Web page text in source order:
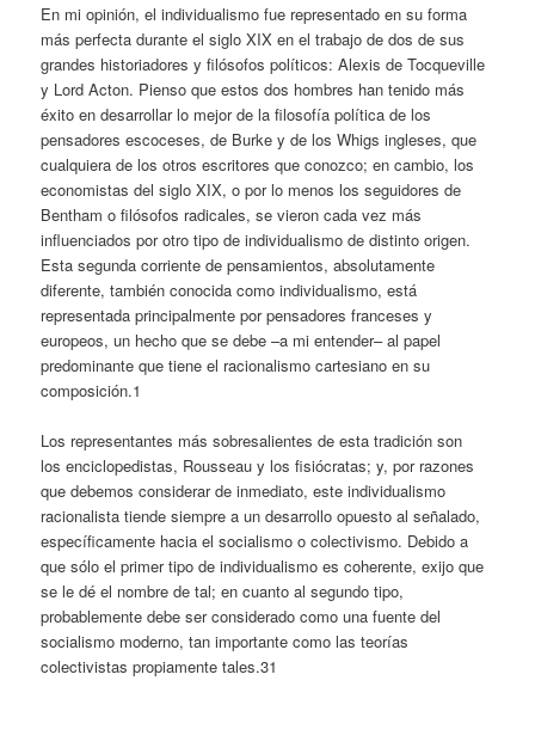
En mi opinión, el individualismo fue representado en su forma
más perfecta durante el siglo XIX en el trabajo de dos de sus
grandes historiadores y filósofos políticos: Alexis de Tocqueville
y LordActon. Pienso que estos dos hombres han tenido más
éxito en desarrollar lo mejor de la filosofía política de los
pensadores escoceses, de Burke y de los Whigs ingleses, que
cualquiera de los otros escritores que conozco; en cambio, los
economistas del siglo XIX, o por lo menos los seguidores de
Bentham o filósofos radicales, se vieron cada vez más
influenciados por otro tipo de individualismo de distinto origen.
Esta segunda corriente de pensamientos, absolutamente
diferente, también conocida como individualismo, está
representada principalmente por pensadores franceses y
europeos, un hecho que se debe –a mi entender– al papel
predominante que tiene el racionalismo cartesiano en su
composición.1
Los representantes más sobresalientes de esta tradición son
los enciclopedistas, Rousseau y los fisiócratas; y, por razones
que debemos considerar de inmediato, este individualismo
racionalista tiende siempre a un desarrollo opuesto al señalado,
específicamente hacia el socialismo o colectivismo. Debido a
que sólo el primer tipo de individualismo es coherente, exijo que
se le dé el nombre de tal; en cuanto al segundo tipo,
probablemente debe ser considerado como una fuente del
socialismo moderno, tan importante como las teorías
colectivistas propiamente tales.31